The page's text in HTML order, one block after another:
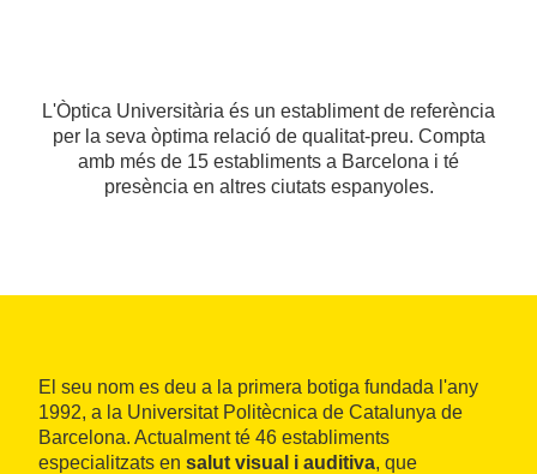
L'Òptica Universitària és un establiment de referència
per la seva òptima relació de qualitat-preu. Compta
amb més de 15 establiments a Barcelona i té
presència en altres ciutats espanyoles.
El seu nom es deu a la primera botiga fundada l'any
1992, a la Universitat Politècnica de Catalunya de
Barcelona. Actualment té 46 establiments
especialitzats en salut visual i auditiva, que